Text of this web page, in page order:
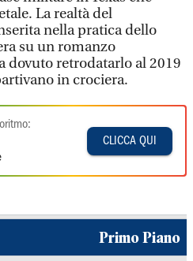
La realtà del
nella pratica dello
su un romanzo
dovuto retrodatarlo al 2019
in crociera.
CLICCA QUI
Primo Piano